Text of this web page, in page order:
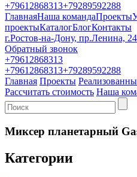
+79612868313+79289592288
ГлавнаяНаша командаПроекты
проектыКаталогБлогКонтакты
г.Ростов-на-Дону, пр.Ленина,
Обратный звонок
+79612868313
+79612868313+79289592288
Главная Проекты
Рассчитать стоимость Наша
Миксер планетарный
Категории